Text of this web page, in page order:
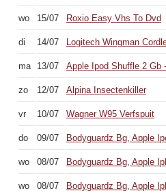
wo 15/07 Roxio Easy Vhs To Dvd
di 14/07 Logitech Wingman
ma 13/07 Apple Ipod Shuffle 2 Gb
zo 12/07 Alpina Insectenkiller
vr 10/07 Wagner W95 Verfspuit
do 09/07 Bodyguardz Bg, Apple
wo 08/07 Bodyguardz Bg, Apple
wo 08/07 Bodyguardz Bg, Apple